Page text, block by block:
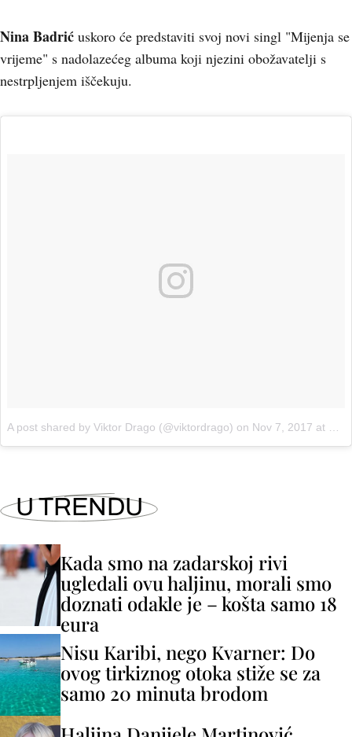
Nina Badrić uskoro će predstaviti svoj novi singl "Mijenja se
vrijeme" s nadolazećeg albuma koji njezini obožavatelji s
nestrpljenjem iščekuju.
A post shared by Viktor Drago (@viktordrago) on Nov 7, 2017 at 10:22am PST
U TRENDU
Kada smo na zadarskoj rivi
ugledali ovu haljinu, morali smo
doznati odakle je – košta samo 18
eura
Nisu Karibi, nego Kvarner: Do
ovog tirkiznog otoka stiže se za
samo 20 minuta brodom